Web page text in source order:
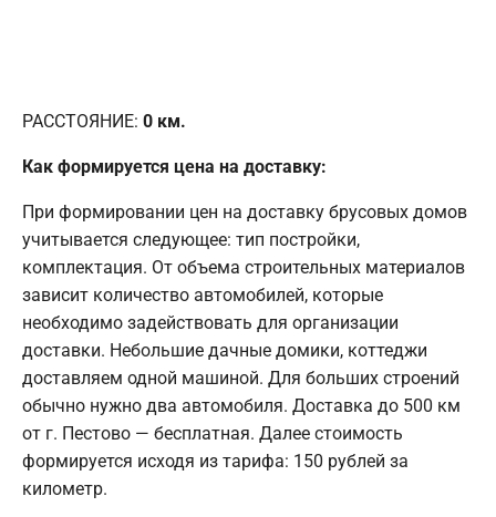
РАССТОЯНИЕ: 0 км.
Как формируется цена на доставку:
При формировании цен на доставку брусовых домов
учитывается следующее: тип постройки,
комплектация. От объема строительных материалов
зависит количество автомобилей, которые
необходимо задействовать для организации
доставки. Небольшие дачные домики, коттеджи
доставляем одной машиной. Для больших строений
обычно нужно два автомобиля. Доставка до 500 км
от г. Пестово — бесплатная. Далее стоимость
формируется исходя из тарифа: 150 рублей за
километр.